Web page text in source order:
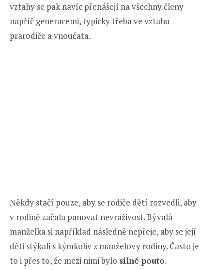
vztahy se pak navíc přenášejí na všechny členy
napříč generacemi, typicky třeba ve vztahu
prarodiče a vnoučata.
Někdy stačí pouze, aby se rodiče dětí rozvedli, aby
v rodině začala panovat nevraživost. Bývalá
manželka si například následně nepřeje, aby se její
děti stýkali s kýmkoliv z manželovy rodiny. Často je
to i přes to, že mezi nimi bylo silné pouto.